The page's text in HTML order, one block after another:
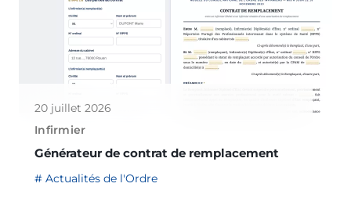
20 juillet 2026
Infirmier
Générateur de contrat de remplacement
Actualités de l'Ordre